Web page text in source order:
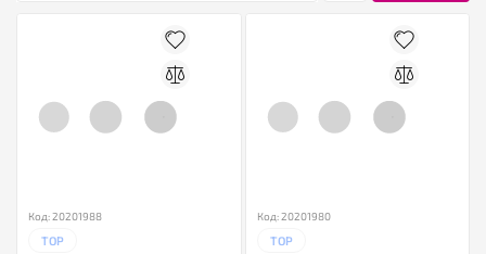
Код: 20201988
TOP
Код: 20201980
TOP